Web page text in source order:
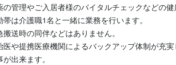
管理やご入居者様のバイタルチェックなどの
は介護職1名と一緒に業務を行います。
送時の同伴などはありません。
や提携医療機関によるバックアップ体制が充
出来ます。